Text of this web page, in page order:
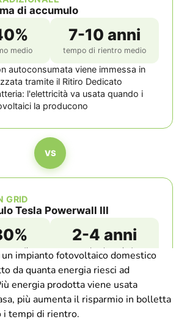
un impianto fotovoltaico domestico
da quanta energia riesci ad
energia prodotta viene usata
più aumenta il risparmio in bolletta
i tempi di rientro.